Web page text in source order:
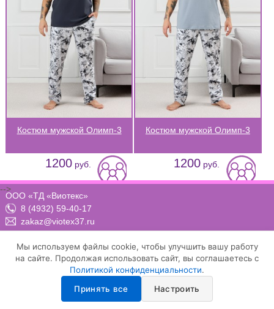
Костюм мужской Олимп-3
1200руб.
Костюм мужской Олимп-3
1200руб.
ООО «ТД «Виотекс»
8 (4932) 59-40-17
zakaz@viotex37.ru
Положение о конфиденциальности и защите персональных данных
Условия осуществления рассылки email-сообщений
-->
Мы используем файлы cookie, чтобы улучшить вашу работу
на сайте. Продолжая использовать сайт, вы соглашаетесь с
Политикой конфиденциальности.
Принять все
Настроить